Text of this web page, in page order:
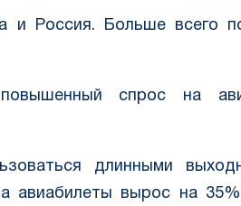
и Россия. Больше всего
спрос на
длинными
авиабилеты вырос на